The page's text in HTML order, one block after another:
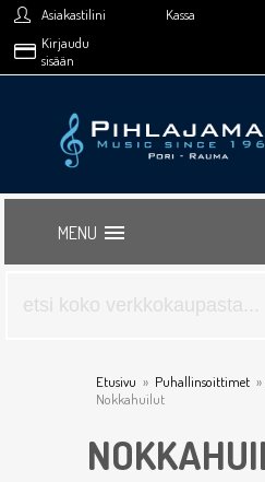
Asiakastilini
Kassa
Kirjaudu
sisään
MENU
Etusivu » Puhallinsoittimet »
Nokkahuilut